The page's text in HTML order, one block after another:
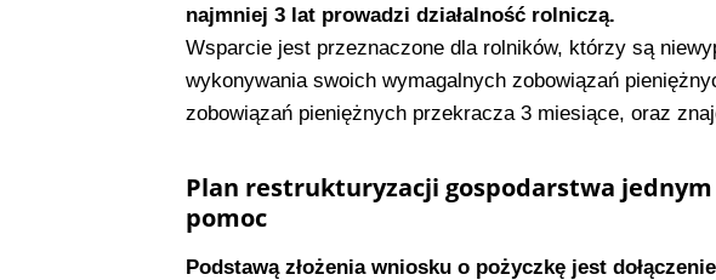
najmniej 3 lat prowadzi działalność rolniczą.
Wsparcie jest przeznaczone dla rolników, którzy są
wykonywania swoich wymagalnych zobowiązań
zobowiązań pieniężnych przekracza 3 miesiące, oraz
Plan restrukturyzacji gospodarstwa
pomoc
Podstawą złożenia wniosku o pożyczkę jest